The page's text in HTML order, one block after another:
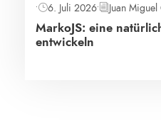
• 6. Juli 2026• Juan
MarkoJS: eine
entwickeln